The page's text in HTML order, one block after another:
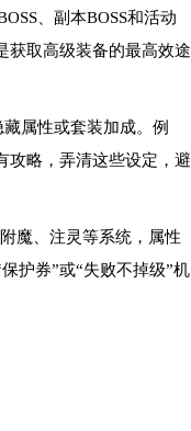
、副本BOSS和活动
获取高级装备的最高效途
属性或套装加成。例
攻略，弄清这些设定，避
魔、注灵等系统，属性
护券”或“失败不掉级”机